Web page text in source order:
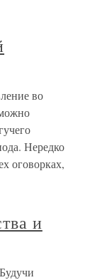
во
Нередко
оговорках,
и